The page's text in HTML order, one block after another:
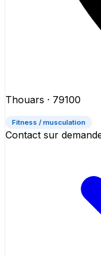
Thouars · 79100
Fitness / musculation
Contact sur